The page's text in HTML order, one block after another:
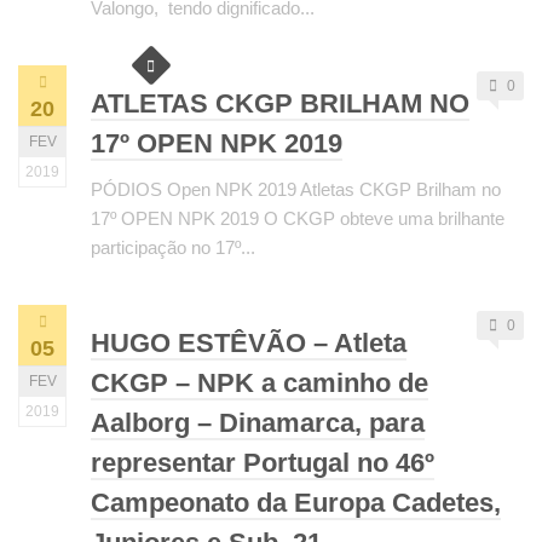
Valongo, tendo dignificado...
20
FEV
2019
0
ATLETAS CKGP BRILHAM NO
17º OPEN NPK 2019
PÓDIOS Open NPK 2019 Atletas CKGP Brilham no
17º OPEN NPK 2019 O CKGP obteve uma brilhante
participação no 17º...
05
FEV
2019
0
HUGO ESTÊVÃO – Atleta
CKGP – NPK a caminho de
Aalborg – Dinamarca, para
representar Portugal no 46º
Campeonato da Europa Cadetes,